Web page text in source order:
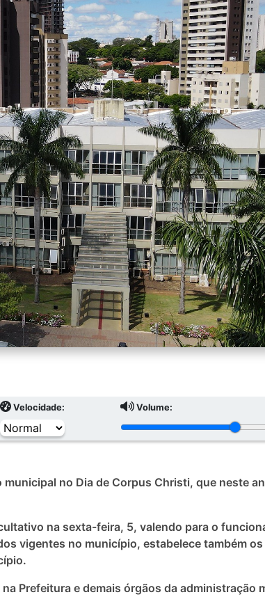
Velocidade: Volume:
no Dia de Corpus Christi, que neste
na sexta-feira, 5, valendo para o
vigentes no município, estabelece também
Prefeitura e demais órgãos da administração